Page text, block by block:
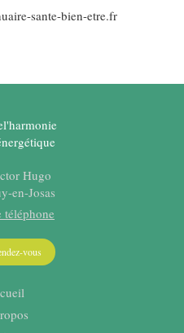
sante-bien-etre.fr
Hugo
en-Josas
vous